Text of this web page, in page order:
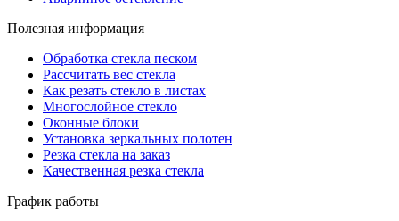
Полезная информация
Обработка стекла песком
Рассчитать вес стекла
Как резать стекло в листах
Многослойное стекло
Оконные блоки
Установка зеркальных полотен
Резка стекла на заказ
Качественная резка стекла
График работы